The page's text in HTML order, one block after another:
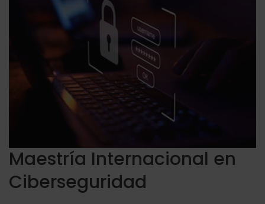
Maestría Internacional en
Ciberseguridad